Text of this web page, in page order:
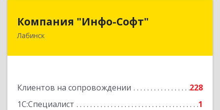
Компания "Инфо-Софт"
Лабинск
Клиентов на сопровождении
228
1С:Специалист
1
Компания "Инфо-Софт"
352500, Краснодарский край, Лабинский р-н,